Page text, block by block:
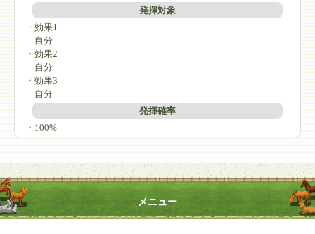
発揮対象
・効果1
自分
・効果2
自分
・効果3
自分
発揮確率
・100%
メニュー